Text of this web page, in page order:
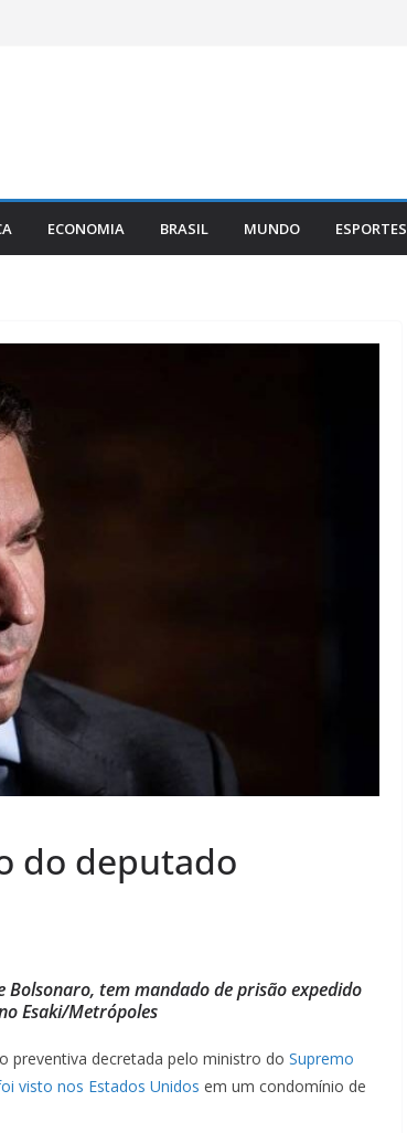
ECONOMIA BRASIL MUNDO ESPORTES
do deputado
Bolsonaro, tem mandado de prisão expedido
Esaki/Metrópoles
preventiva decretada pelo ministro do Supremo
visto nos Estados Unidos em um condomínio de